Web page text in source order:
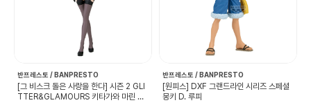
반프레스토 / BANPRESTO
[그 비스크 돌은 사랑을 한다] 시즌 2 GLI
TTER&GLAMOURS 키타가와 마린 이
반프레스토 / BANPRESTO
[원피스] DXF 그랜드라인 시리즈 스페셜
몽키 D. 루피